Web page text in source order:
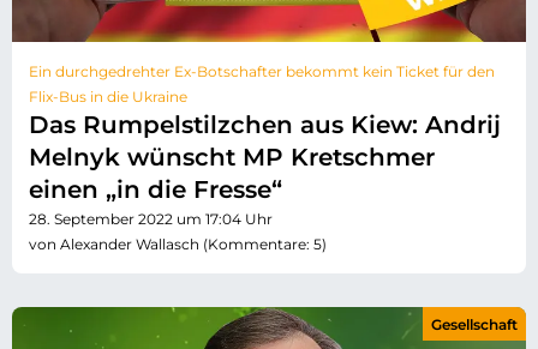
Ein durchgedrehter Ex-Botschafter bekommt kein Ticket für den
Flix-Bus in die Ukraine
Das Rumpelstilzchen aus Kiew: Andrij
Melnyk wünscht MP Kretschmer
einen „in die Fresse“
28. September 2022 um 17:04 Uhr
von Alexander Wallasch (Kommentare: 5)
Gesellschaft